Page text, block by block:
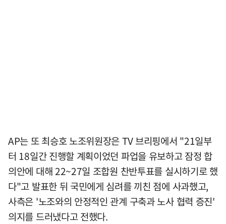
AP는 또 최승호 노조위원장은 TV 브리핑에서 "21일부
터 18일간 진행할 계획이었던 파업을 유보하고 잠정 합
의안에 대해 22~27일 조합원 찬반투표를 실시하기로 했
다"고 발표한 뒤 국민에게 심려를 끼친 점에 사과했고,
사측은 '노조와의 안정적인 관계 구축과 노사 협력 증진'
의지를 드러냈다고 전했다.